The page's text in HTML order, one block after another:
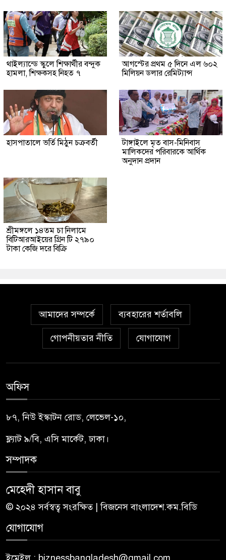
থাইল্যান্ডে স্কুলে শিক্ষার্থীর বন্দুক
হামলা, শিক্ষকসহ নিহত ৭
আগস্টের প্রথম ৫ দিনে এল ৬০২
মিলিয়ন ডলার রেমিট্যান্স
হাসপাতালে ভর্তি মিঠুন চক্রবর্তী
টাঙ্গাইলে মৃত বাস-মিনিবাস
মালিকদের পরিবারকে আর্থিক
অনুদান প্রদান
শ্রীমঙ্গলে ১৪তম চা নিলামে
বিটিআরআইয়ের গ্রিন টি ২৭৯০
টাকা কেজি দরে বিক্রি
আমাদের সম্পর্কে ব্যবহারের শর্তাবলি
গোপনীয়তার নীতি যোগাযোগ
অফিস
৮৭, নিউ ইস্কাটন রোড, লেভেল-১০,
ফ্ল্যাট ৯/বি, এসি মার্কেট, ঢাকা।
সম্পাদক
মেহেদী হাসান বাবু
© ২০২৪ সর্বস্বত্ব সংরক্ষিত | বিজনেস বাংলাদেশ.কম.বিডি
যোগাযোগ